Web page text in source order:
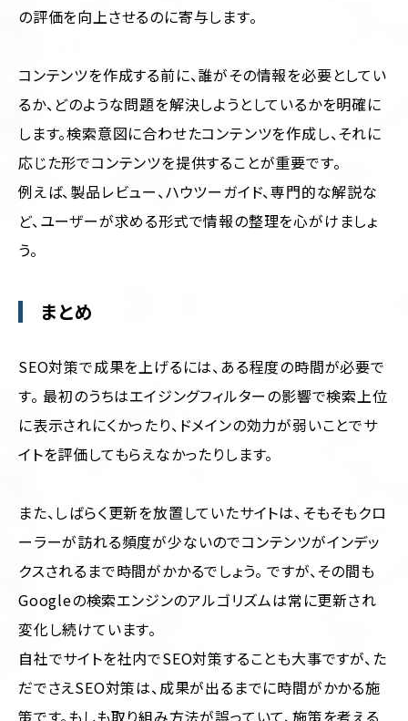
の評価を向上させるのに寄与します。
コンテンツを作成する前に、誰がその情報を必要としてい
るか、どのような問題を解決しようとしているかを明確に
します。検索意図に合わせたコンテンツを作成し、それに
応じた形でコンテンツを提供することが重要です。
例えば、製品レビュー、ハウツーガイド、専門的な解説な
ど、ユーザーが求める形式で情報の整理を心がけましょ
う。
まとめ
SEO対策で成果を上げるには、ある程度の時間が必要で
す。 最初のうちはエイジングフィルターの影響で検索上位
に表示されにくかったり、ドメインの効力が弱いことでサ
イトを評価してもらえなかったりします。
また、しばらく更新を放置していたサイトは、そもそもクロ
ーラーが訪れる頻度が少ないのでコンテンツがインデッ
クスされるまで時間がかかるでしょう。 ですが、その間も
Googleの検索エンジンのアルゴリズムは常に更新され
変化し続けています。
自社でサイトを社内でSEO対策することも大事ですが、た
だでさえSEO対策は、成果が出るまでに時間がかかる施